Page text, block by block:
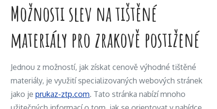
Možnosti slev na tištěné
materiály pro zrakově postižené
Jednou z možností, jak získat cenově výhodné tištěné
materiály, je využití specializovaných webových stránek
jako jeprukaz-ztp.com. Tato stránka nabízí mnoho